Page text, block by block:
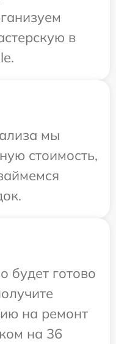
в
мы
стоимость,
будет готово
на ремонт
на 36